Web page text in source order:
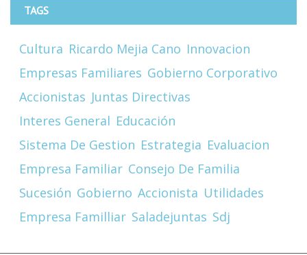
TAGS
Cultura Ricardo Mejia Cano Innovacion
Empresas Familiares Gobierno Corporativo
Accionistas Juntas Directivas
Interes General Educación
Sistema De Gestion Estrategia Evaluacion
Empresa Familiar Consejo De Familia
Sucesión Gobierno Accionista Utilidades
Empresa Familliar Saladejuntas Sdj